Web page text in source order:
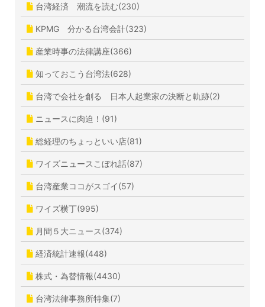
台湾経済 潮流を読む(230)
KPMG 分かる台湾会計(323)
産業時事の法律講座(366)
知っておこう台湾法(628)
台湾で会社を創る 日本人起業家の決断と軌跡(2)
ニュースに肉迫！(91)
総経理のちょっといい店(81)
ワイズニュースこぼれ話(87)
台湾産業ココがスゴイ(57)
ワイズ横丁(995)
月間５大ニュース(374)
経済統計速報(448)
株式・為替情報(4430)
台湾法律事務所特集(7)